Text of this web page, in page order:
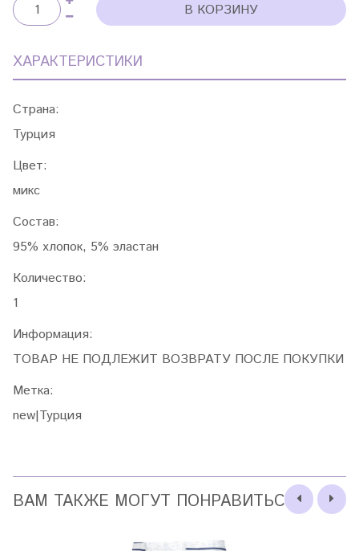
В КОРЗИНУ
ХАРАКТЕРИСТИКИ
Страна:
Турция
Цвет:
микс
Состав:
95% хлопок, 5% эластан
Количество:
1
Информация:
ТОВАР НЕ ПОДЛЕЖИТ ВОЗВРАТУ ПОСЛЕ ПОКУПКИ
Метка:
new|Турция
ВАМ ТАКЖЕ МОГУТ ПОНРАВИТЬСЯ